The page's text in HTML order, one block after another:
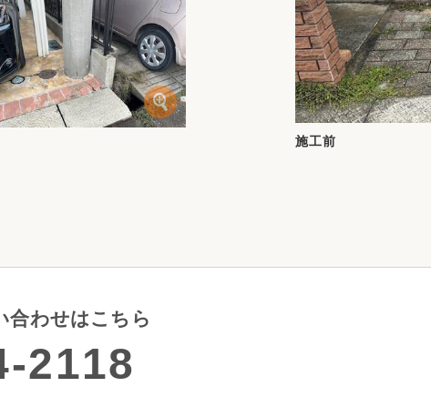
施工前
合わせはこちら
2118